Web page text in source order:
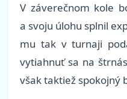
V záverečnom kole
a svoju úlohu splnil
mu tak v turnaji
vytiahnuť sa na
však taktiež spokojný